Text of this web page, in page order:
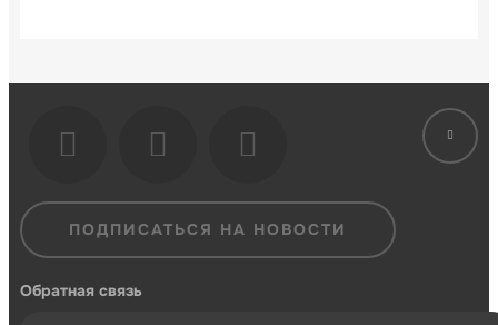
ПОДПИСАТЬСЯ НА НОВОСТИ
Обратная связь